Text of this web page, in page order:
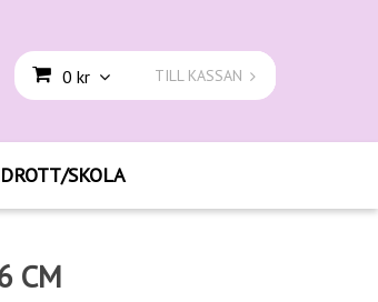
0 kr TILL KASSAN
SKOLA
CM